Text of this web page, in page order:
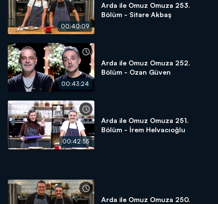
00:40:09
Arda ile Omuz Omuza 253.
Bölüm - Sitare Akbaş
00:43:24
Arda ile Omuz Omuza 252.
Bölüm - Ozan Güven
00:42:55
Arda ile Omuz Omuza 251.
Bölüm - İrem Helvacıoğlu
Arda ile Omuz Omuza 250.